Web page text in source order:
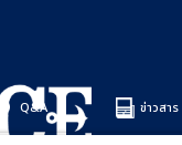
Q&A ข่าวสาร